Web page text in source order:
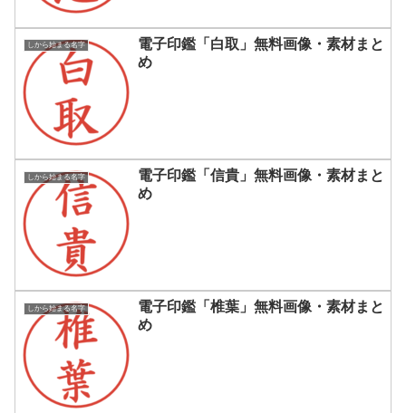
しから始まる名字
電子印鑑「白取」無料画像・素材まと
め
しから始まる名字
電子印鑑「信貴」無料画像・素材まと
め
しから始まる名字
電子印鑑「椎葉」無料画像・素材まと
め